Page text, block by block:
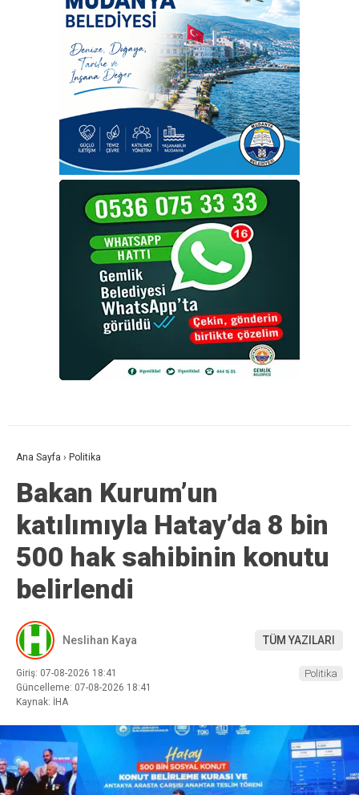
Ana Sayfa › Politika
Bakan Kurum’un
katılımıyla Hatay’da 8 bin
500 hak sahibinin konutu
belirlendi
Neslihan Kaya TÜM YAZILARI
Giriş: 07-08-2026 18:41
Güncelleme: 07-08-2026 18:41
Kaynak: İHA
Politika